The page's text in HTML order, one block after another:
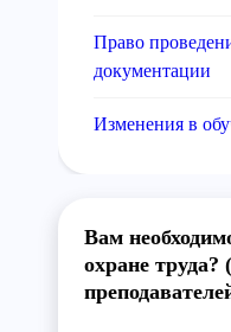
Право
документации
Изменения в
Вам
охране